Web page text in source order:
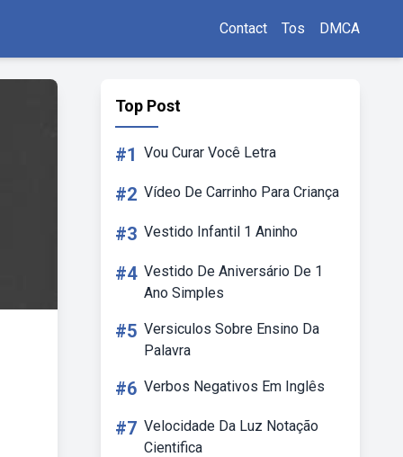
Contact Tos DMCA
Top Post
#1 Vou Curar Você Letra
#2 Vídeo De Carrinho Para Criança
#3 Vestido Infantil 1 Aninho
#4 Vestido De Aniversário De 1
Ano Simples
#5 Versiculos Sobre Ensino Da
Palavra
#6 Verbos Negativos Em Inglês
#7 Velocidade Da Luz Notação
Cientifica